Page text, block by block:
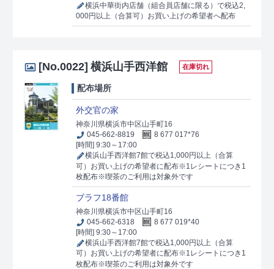
横浜中華街内店舗（組合員店舗に限る）で税込2,
000円以上（合算可）お買い上げの希望者へ配布
[No.0022] 横浜山手西洋館 在庫切れ
配布場所
外交官の家
神奈川県横浜市中区山手町16
045-662-8819
8 677 017*76
[時間] 9:30～17:00
横浜山手西洋館7館で税込1,000円以上（合算
可）お買い上げの希望者に配布※1レシートにつき1
枚配布※喫茶のご利用は対象外です
ブラフ18番館
神奈川県横浜市中区山手町16
045-662-6318
8 677 019*40
[時間] 9:30～17:00
横浜山手西洋館7館で税込1,000円以上（合算
可）お買い上げの希望者に配布※1レシートにつき1
枚配布※喫茶のご利用は対象外です